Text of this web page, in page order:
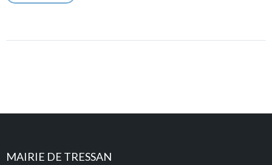
MAIRIE DE TRESSAN